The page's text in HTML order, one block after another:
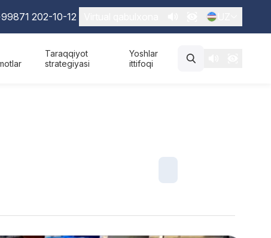
202-10-12
Taraqqiyot
strategiyasi
Yoshlar
ittifoqi